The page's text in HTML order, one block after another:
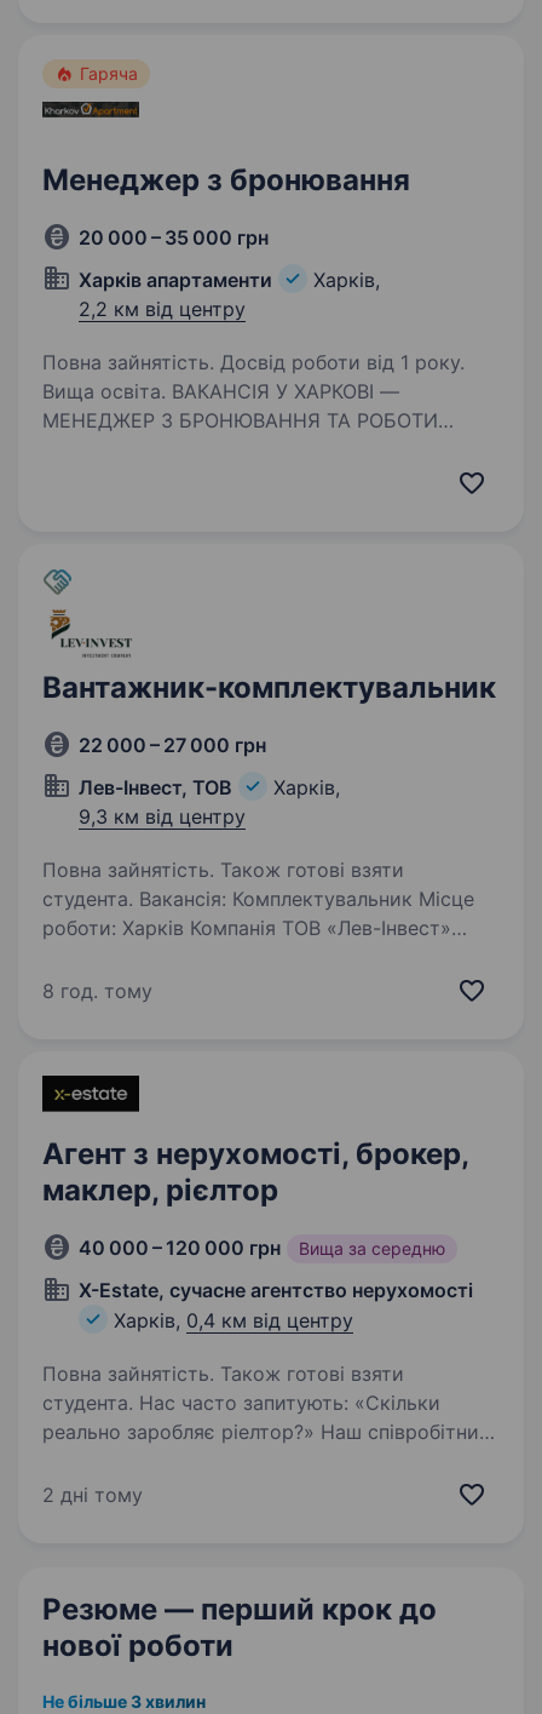
Гаряча
Менеджер з бронювання
20 000 – 35 000 грн
Харків апартаменти
Харків,
2,2 км від центру
Повна зайнятість. Досвід роботи від 1 року.
Вища освіта. ВАКАНСІЯ У ХАРКОВІ —
МЕНЕДЖЕР З БРОНЮВАННЯ ТА РОБОТИ
Вантажник-комплектувальник
22 000 – 27 000 грн
Лев-Інвест, ТОВ
Харків,
9,3 км від центру
Повна зайнятість. Також готові взяти
студента. Вакансія: Комплектувальник Місце
роботи: Харків Компанія ТОВ «Лев-Інвест»
відкрита на складі ручного інструмента
8 год. тому
Агент з нерухомості, брокер,
маклер, рієлтор
40 000 – 120 000 грн Вища за середню
X-Estate, сучасне агентство нерухомості
Харків, 0,4 км від центру
Повна зайнятість. Також готові взяти
студента. Нас часто запитують: «Скільки
реально заробляє ріелтор?» Наш співробітник-
роботи! Ми працюємо та розвиваємося
2 дні тому
Резюме — перший крок до
нової роботи
Не більше 3 хвилин